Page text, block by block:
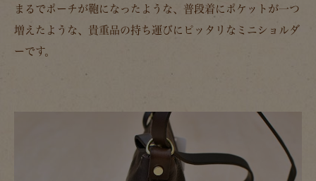
まるでポーチが鞄になったような、普段着にポケットが一つ
増えたような、貴重品の持ち運びにピッタリなミニショルダ
ーです。